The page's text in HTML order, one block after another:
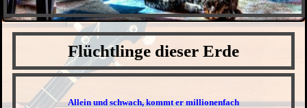
Flüchtlinge dieser Erde
Allein und schwach, kommt er millionenfach